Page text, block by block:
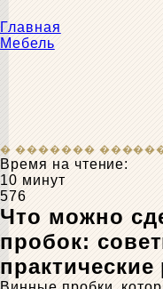
Главная
Мебель
Время на чтение:
10 минут
576
Что можно
пробок: